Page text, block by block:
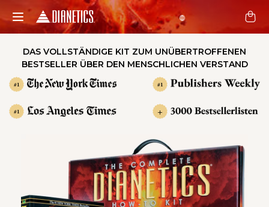
DAS VOLLSTÄNDIGE KIT ZUM UNÜBERTROFFENEN
BESTSELLER ÜBER DEN MENSCHLICHEN VERSTAND
#1 #1
#1 +